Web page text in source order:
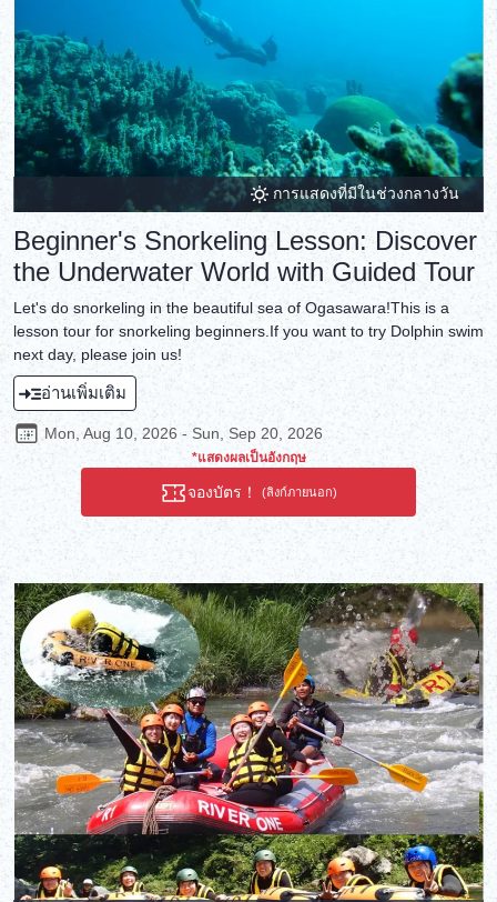
การแสดงที่มีในช่วงกลางวัน
Beginner's Snorkeling Lesson: Discover
the Underwater World with Guided Tour
Let's do snorkeling in the beautiful sea of Ogasawara!This is a
lesson tour for snorkeling beginners.If you want to try Dolphin swim
next day, please join us!
อ่านเพิ่มเติม
Mon, Aug 10, 2026 - Sun, Sep 20, 2026
*แสดงผลเป็นอังกฤษ
จองบัตร！ (ลิงก์ภายนอก)